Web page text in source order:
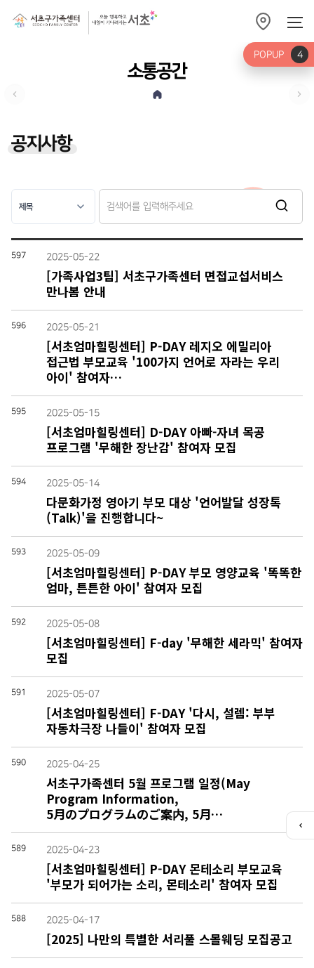
소통공간
공지사항
597
[가족사업3팀] 서초구가족센터 면접교섭서비스
만나봄 안내
2025-05-22
596
[서초엄마힐링센터] P-DAY 레지오 에밀리아
접근법 부모교육 '100가지 언어로 자라는 우리
아이' 참여자…
2025-05-21
595
[서초엄마힐링센터] D-DAY 아빠-자녀 목공
프로그램 '무해한 장난감' 참여자 모집
2025-05-15
594
다문화가정 영아기 부모 대상 '언어발달 성장톡
(Talk)'을 진행합니다~
2025-05-14
593
[서초엄마힐링센터] P-DAY 부모 영양교육 '똑똑한
엄마, 튼튼한 아이' 참여자 모집
2025-05-09
592
[서초엄마힐링센터] F-day '무해한 세라믹' 참여자
모집
2025-05-08
591
[서초엄마힐링센터] F-DAY '다시, 설렘: 부부
자동차극장 나들이' 참여자 모집
2025-05-07
590
서초구가족센터 5월 프로그램 일정(May
Program Information,
5月のプログラムのご案内, 5月…
2025-04-25
589
[서초엄마힐링센터] P-DAY 몬테소리 부모교육
'부모가 되어가는 소리, 몬테소리' 참여자 모집
2025-04-23
588
[2025] 나만의 특별한 서리풀 스몰웨딩 모집공고
2025-04-17
퀵
메
POPUP 4